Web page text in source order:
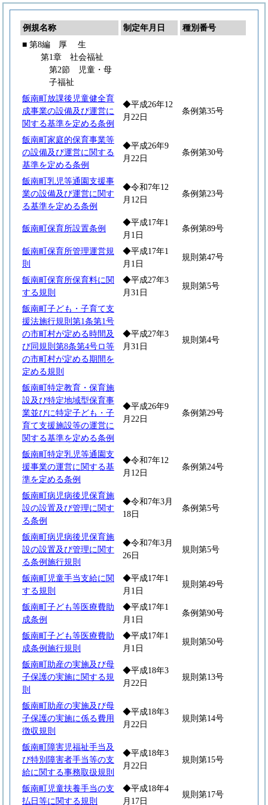
例規名称 制定年月日
種別番号
■ 第8編 厚 生
第1章 社会福祉
第2節 児童・母
子福祉
飯南町放課後児童健全育
成事業の設備及び運営に
関する基準を定める条例
◆平成26年12
月22日
条例第35号
飯南町家庭的保育事業等
の設備及び運営に関する
基準を定める条例
◆平成26年9
月22日
条例第30号
飯南町乳児等通園支援事
業の設備及び運営に関す
る基準を定める条例
◆令和7年12
月12日
条例第23号
飯南町保育所設置条例
◆平成17年1
月1日
条例第89号
飯南町保育所管理運営規
則
◆平成17年1
月1日
規則第47号
飯南町保育所保育料に関
する規則
◆平成27年3
月31日
規則第5号
飯南町子ども・子育て支
援法施行規則第1条第1号
の市町村が定める時間及
び同規則第8条第4号ロ等
の市町村が定める期間を
定める規則
◆平成27年3
月31日
規則第4号
飯南町特定教育・保育施
設及び特定地域型保育事
業並びに特定子ども・子
育て支援施設等の運営に
関する基準を定める条例
◆平成26年9
月22日
条例第29号
飯南町特定乳児等通園支
援事業の運営に関する基
準を定める条例
◆令和7年12
月12日
条例第24号
飯南町病児病後児保育施
設の設置及び管理に関す
る条例
◆令和7年3月
18日
条例第5号
飯南町病児病後児保育施
設の設置及び管理に関す
る条例施行規則
◆令和7年3月
26日
規則第5号
飯南町児童手当支給に関
する規則
◆平成17年1
月1日
規則第49号
飯南町子ども等医療費助
成条例
◆平成17年1
月1日
条例第90号
飯南町子ども等医療費助
成条例施行規則
◆平成17年1
月1日
規則第50号
飯南町助産の実施及び母
子保護の実施に関する規
則
◆平成18年3
月22日
規則第13号
飯南町助産の実施及び母
子保護の実施に係る費用
徴収規則
◆平成18年3
月22日
規則第14号
飯南町障害児福祉手当及
び特別障害者手当等の支
給に関する事務取扱規則
◆平成18年3
月22日
規則第15号
飯南町児童扶養手当の支
払日等に関する規則
◆平成18年4
月17日
規則第17号